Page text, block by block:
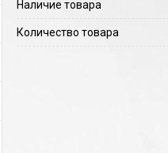
Наличие товара
Количество товара